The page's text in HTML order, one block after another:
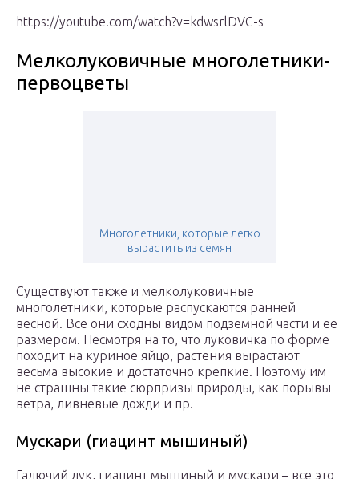
https://youtube.com/watch?v=kdwsrlDVC-s
Мелколуковичные многолетники-
первоцветы
Многолетники, которые легко
вырастить из семян
Существуют также и мелколуковичные
многолетники, которые распускаются ранней
весной. Все они сходны видом подземной части и ее
размером. Несмотря на то, что луковичка по форме
походит на куриное яйцо, растения вырастают
весьма высокие и достаточно крепкие. Поэтому им
не страшны такие сюрпризы природы, как порывы
ветра, ливневые дожди и пр.
Мускари (гиацинт мышиный)
Гадючий лук, гиацинт мышиный и мускари – все это